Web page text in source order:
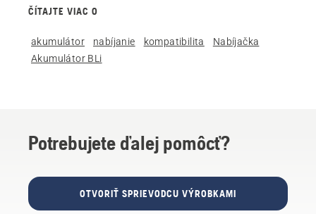
ČÍTAJTE VIAC O
akumulátor nabíjanie kompatibilita
Nabíjačka
Akumulátor BLi
Potrebujete ďalej pomôcť?
OTVORIŤ SPRIEVODCU VÝROBKAMI